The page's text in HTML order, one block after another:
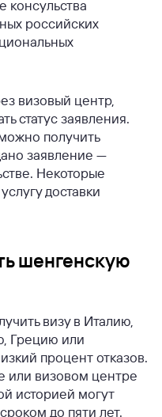
консульства
российских
визовый центр,
статус заявления.
получить
заявление —
Некоторые
доставки
шенгенскую
визу в Италию,
Грецию или
процент отказов.
или визовом центре
историей могут
до пяти лет.